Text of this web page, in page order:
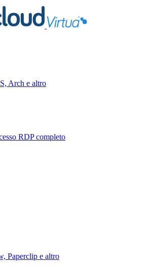
Arch e altro
RDP completo
Paperclip e altro